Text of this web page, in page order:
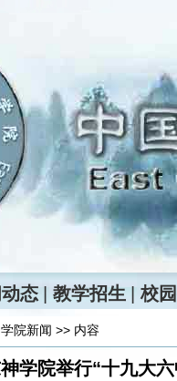
态 教学招生 校
学院新闻 >> 内容
学院举行“十九大